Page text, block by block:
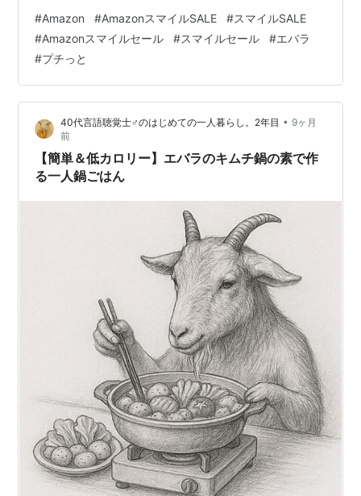
Amazon Fire TV Stick 4K Select Amazon Fire TV Stick
4K Max(マックス) Amazon Fire TV Stick 4K Plus ウィル
キンソン アサヒ飲料 タンサン 500ml…
#Amazon #AmazonスマイルSALE #スマイルSALE
#Amazonスマイルセール #スマイルセール #エバラ
#プチっと
40代言語聴覚士♂のはじめての一人暮らし。2年目 • 9ヶ月
前
【簡単＆低カロリー】エバラのキムチ鍋の素で作
る一人鍋ごはん